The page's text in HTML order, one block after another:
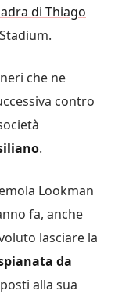
di Thiago
che ne
contro
.
Lookman
fa, anche
lasciare la
da
alla sua